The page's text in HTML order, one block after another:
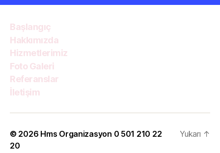
Başlangıç
Hakkımızda
Hizmetlerimiz
Foto Galeri
Referanslar
İletişim
© 2026 Hms Organizasyon 0 501 210 22
20
Yukarı ↑